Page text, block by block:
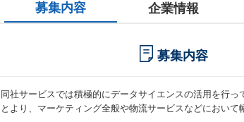
募集内容 企業情報
募集内容
同社サービスでは積極的にデータサイエンスの活用を行
とより、マーケティング全般や物流サービスなどにおいて